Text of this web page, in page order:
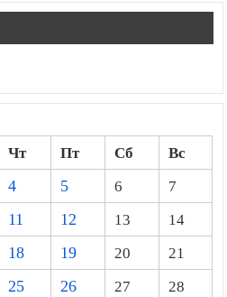
Чт Пт Сб
Вс
4 5 6
7
11 12 13
14
18 19 20
21
25 26 27
28